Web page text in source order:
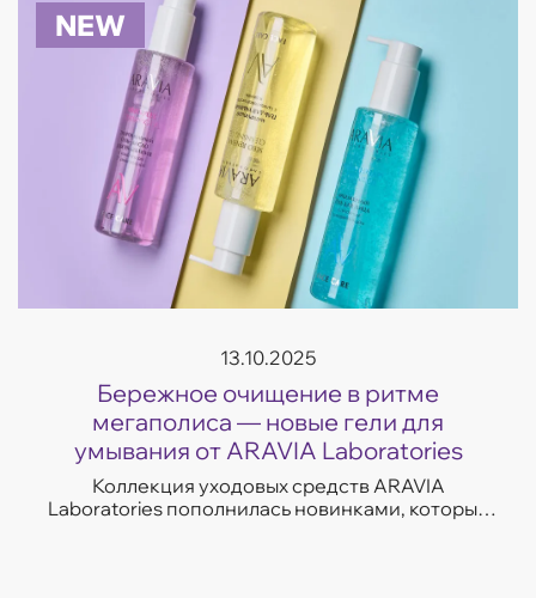
NEW
13.10.2025
Бережное очищение в ритме
мегаполиса — новые гели для
умывания от ARAVIA Laboratories
Коллекция уходовых средств ARAVIA
Laboratories пополнилась новинками, которые